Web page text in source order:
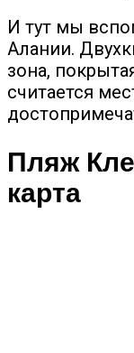
И тут мы
Алании.
зона,
считается
Пляж
карта